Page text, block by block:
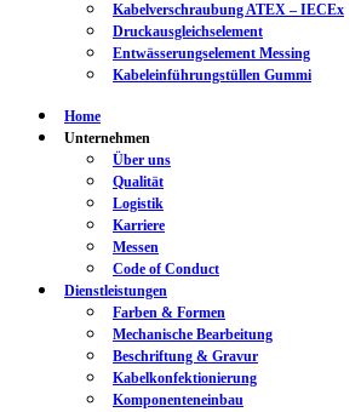
Kabelverschraubung ATEX – IECEx
Druckausgleichselement
Entwässerungselement Messing
Kabeleinführungstüllen Gummi
Home
Unternehmen
Über uns
Qualität
Logistik
Karriere
Messen
Code of Conduct
Dienstleistungen
Farben & Formen
Mechanische Bearbeitung
Beschriftung & Gravur
Kabelkonfektionierung
Komponenteneinbau